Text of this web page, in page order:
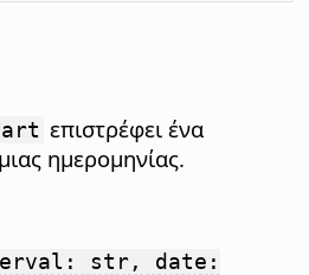
επιστρέφει ένα
ημερομηνίας.
str, date: